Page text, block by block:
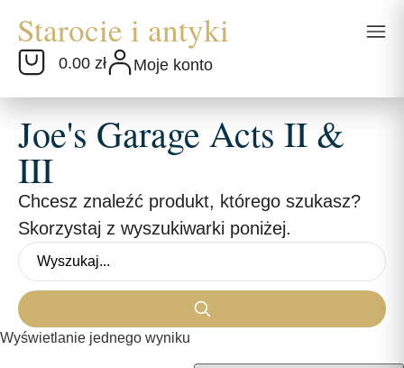
0.00 zł Moje konto
Joe's Garage Acts II &
III
Chcesz znaleźć produkt, którego szukasz?
Skorzystaj z wyszukiwarki poniżej.
Wyświetlanie jednego wyniku